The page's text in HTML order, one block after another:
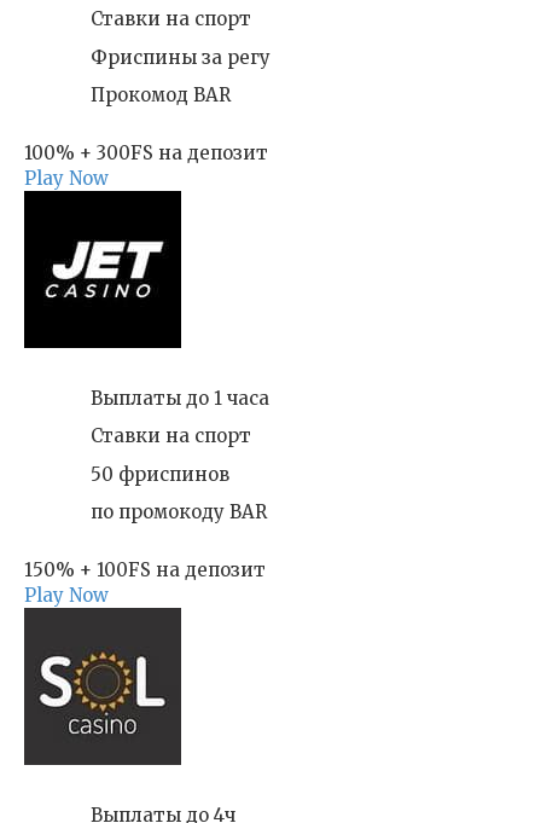
Ставки на спорт
Фриспины за регу
Прокомод BAR
100% + 300FS на депозит
Play Now
Выплаты до 1 часа
Ставки на спорт
50 фриспинов
по промокоду BAR
150% + 100FS на депозит
Play Now
Выплаты до 4ч